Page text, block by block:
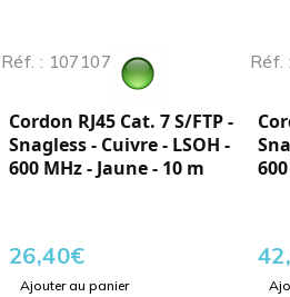
Réf. : 107107
Cordon RJ45 Cat. 7 S/FTP -
Snagless - Cuivre - LSOH -
600 MHz - Jaune - 10 m
26,40€
Ajouter au panier
Réf.